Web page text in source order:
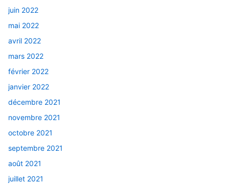
juin 2022
mai 2022
avril 2022
mars 2022
février 2022
janvier 2022
décembre 2021
novembre 2021
octobre 2021
septembre 2021
août 2021
juillet 2021